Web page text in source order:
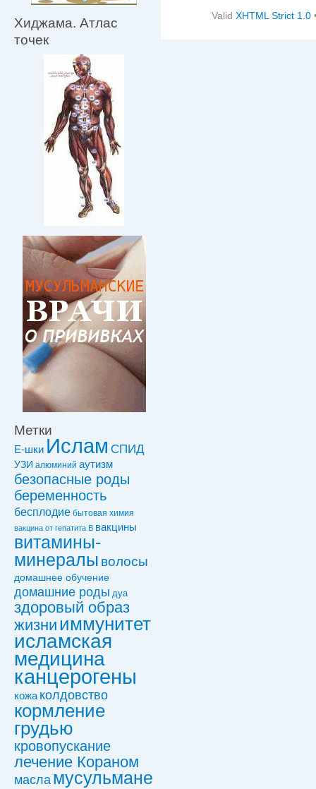
Хиджама. Атлас
точек
Метки
Е-шки Ислам СПИД
УЗИ алюминий аутизм
безопасные роды
беременность
бесплодие бытовая химия
вакцинa от гепатита В вакцины
витамины-
минералы волосы
домашнее обучение
домашние роды дуа
здоровый образ
жизни иммунитет
исламская
медицина
канцерогены
кожа колдовствo
кормление
грудью
кровопускание
лечение Кораном
масла мусульмане
ValidXHTML Strict 1.0